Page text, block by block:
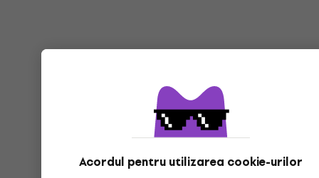
Acordul pentru utilizarea cookie-urilor